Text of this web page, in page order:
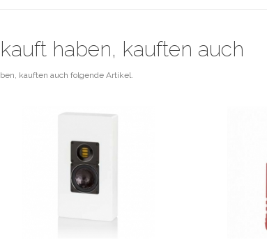
haben, kauften auch
kauften auch folgende Artikel.